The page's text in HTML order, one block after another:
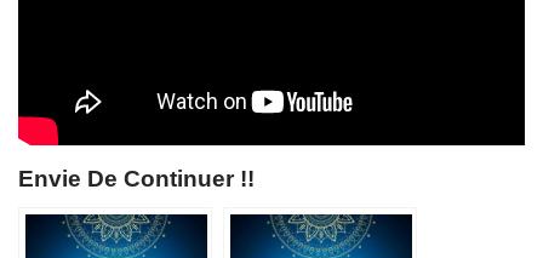
Envie De Continuer !!